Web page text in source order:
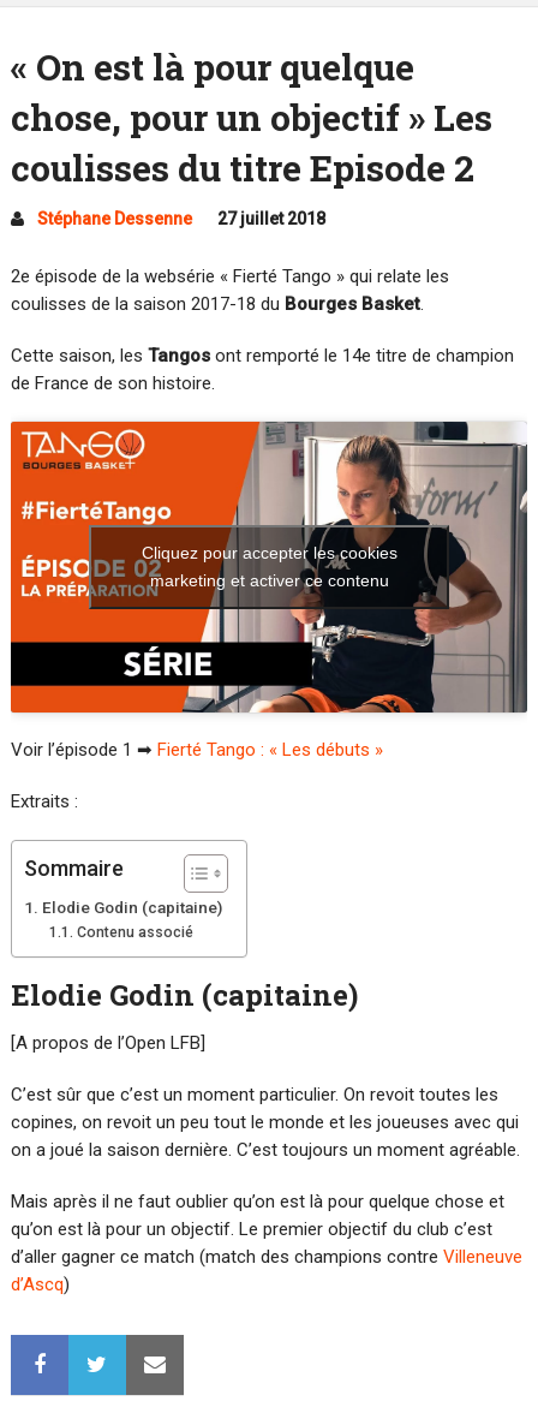
« On est là pour quelque
chose, pour un objectif » Les
coulisses du titre Episode 2
Stéphane Dessenne 27 juillet 2018
2e épisode de la websérie « Fierté Tango » qui relate les
coulisses de la saison 2017-18 du Bourges Basket.
Cette saison, les Tangosont remporté le 14e titre de champion
de France de son histoire.
Cliquez pour accepter les cookies
marketing et activer ce contenu
Voir l’épisode 1 ➡ Fierté Tango : « Les débuts »
Extraits :
Sommaire
Elodie Godin (capitaine)
Contenu associé
Elodie Godin (capitaine)
[A propos de l’Open LFB]
C’est sûr que c’est un moment particulier. On revoit toutes les
copines, on revoit un peu tout le monde et les joueuses avec qui
on a joué la saison dernière. C’est toujours un moment agréable.
Mais après il ne faut oublier qu’on est là pour quelque chose et
qu’on est là pour un objectif. Le premier objectif du club c’est
d’aller gagner ce match (match des champions contre Villeneuve
d’Ascq)